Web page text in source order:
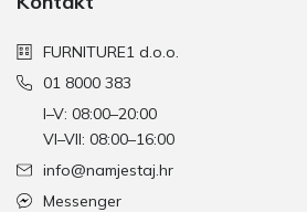
FURNITURE1 d.o.o.
01 8000 383
I–V: 08:00–20:00
VI–VII: 08:00–16:00
info@namjestaj.hr
Messenger